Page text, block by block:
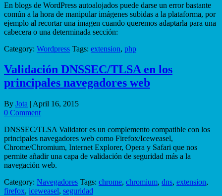
En blogs de WordPress autoalojados puede darse un error bastante
común a la hora de manipular imágenes subidas a la plataforma, por
ejemplo al recortar una imagen cuando queremos adaptarla para una
cabecera o una determinada sección:
Category: Wordpress Tags: extension, php
Validación DNSSEC/TLSA en los
principales navegadores web
By Jota | April 16, 2015
0 Comment
DNSSEC/TLSA Validator es un complemento compatible con los
principales navegadores web como Firefox/Iceweasel,
Chrome/Chromium, Internet Explorer, Opera y Safari que nos
permite añadir una capa de validación de seguridad más a la
navegación web.
Category: Navegadores Tags: chrome, chromium, dns, extension,
firefox, iceweasel, seguridad